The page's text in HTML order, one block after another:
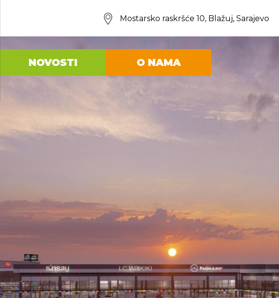
Mostarsko raskršće 10, Blažuj, Sarajevo
NOVOSTI O NAMA